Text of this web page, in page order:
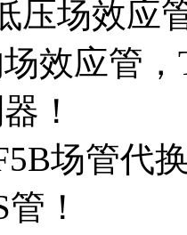
压场效应
效应管
！
场管代
！